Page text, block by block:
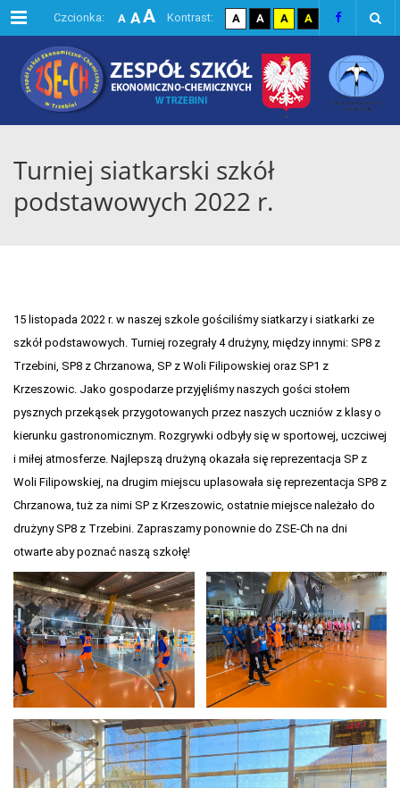
MenuCzcionka: Adomyślna czcionka
A
większa czcionka
A
największa czcionka
Kontrast: Akontrast domyślny
Akontrast biały tekst na
Akontrast czarny
Akontrast żółty
Turniej siatkarski szkół
podstawowych 2022 r.
15 listopada 2022 r. w naszej szkole gościliśmy siatkarzy i siatkarki ze
szkół podstawowych. Turniej rozegrały 4 drużyny, między innymi: SP8 z
Trzebini, SP8 z Chrzanowa, SP z Woli Filipowskiej oraz SP1 z
Krzeszowic. Jako gospodarze przyjęliśmy naszych gości stołem
pysznych przekąsek przygotowanych przez naszych uczniów z klasy o
kierunku gastronomicznym. Rozgrywki odbyły się w sportowej, uczciwej
i miłej atmosferze. Najlepszą drużyną okazała się reprezentacja SP z
Woli Filipowskiej, na drugim miejscu uplasowała się reprezentacja SP8 z
Chrzanowa, tuż za nimi SP z Krzeszowic, ostatnie miejsce należało do
drużyny SP8 z Trzebini. Zapraszamy ponownie do ZSE-Ch na dni
otwarte aby poznać naszą szkołę!